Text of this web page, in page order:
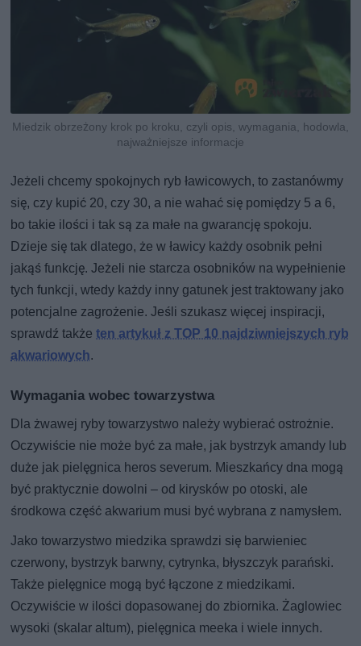
Miedzik obrzeżony krok po kroku, czyli opis, wymagania, hodowla,
najważniejsze informacje
Jeżeli chcemy spokojnych ryb ławicowych, to zastanówmy
się, czy kupić 20, czy 30, a nie wahać się pomiędzy 5 a 6,
bo takie ilości i tak są za małe na gwarancję spokoju.
Dzieje się tak dlatego, że w ławicy każdy osobnik pełni
jakąś funkcję. Jeżeli nie starcza osobników na wypełnienie
tych funkcji, wtedy każdy inny gatunek jest traktowany jako
potencjalne zagrożenie. Jeśli szukasz więcej inspiracji,
sprawdź takżeten artykuł z TOP 10 najdziwniejszych ryb
akwariowych.
Wymagania wobec towarzystwa
Dla żwawej ryby towarzystwo należy wybierać ostrożnie.
Oczywiście nie może być za małe, jak bystrzyk amandy lub
duże jak pielęgnica heros severum. Mieszkańcy dna mogą
być praktycznie dowolni – od kirysków po otoski, ale
środkowa część akwarium musi być wybrana z namysłem.
Jako towarzystwo miedzika sprawdzi się barwieniec
czerwony, bystrzyk barwny, cytrynka, błyszczyk parański.
Także pielęgnice mogą być łączone z miedzikami.
Oczywiście w ilości dopasowanej do zbiornika. Żaglowiec
wysoki (skalar altum), pielęgnica meeka i wiele innych.